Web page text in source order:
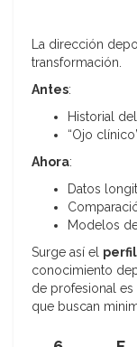
La dirección
transformación.
Antes:
Historial
“Ojo
Ahora:
Datos
Modelos
Surge así el
conocimiento
de profesional
que buscan